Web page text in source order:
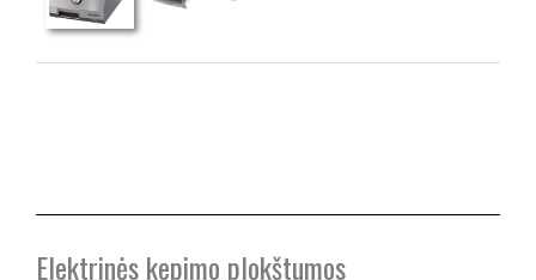
Elektrinės kepimo plokštumos